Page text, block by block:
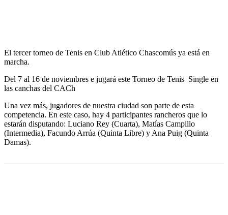
El tercer torneo de Tenis en Club Atlético Chascomús ya está en
marcha.
Del 7 al 16 de noviembres e jugará este Torneo de Tenis Single en
las canchas del CACh
Una vez más, jugadores de nuestra ciudad son parte de esta
competencia. En este caso, hay 4 participantes rancheros que lo
estarán disputando: Luciano Rey (Cuarta), Matías Campillo
(Intermedia), Facundo Arrúa (Quinta Libre) y Ana Puig (Quinta
Damas).